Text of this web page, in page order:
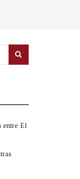
entre El